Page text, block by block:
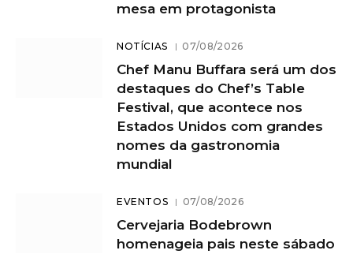
mesa em protagonista
NOTÍCIAS 07/08/2026
Chef Manu Buffara será um dos
destaques do Chef’s Table
Festival, que acontece nos
Estados Unidos com grandes
nomes da gastronomia
mundial
EVENTOS 07/08/2026
Cervejaria Bodebrown
homenageia pais neste sábado